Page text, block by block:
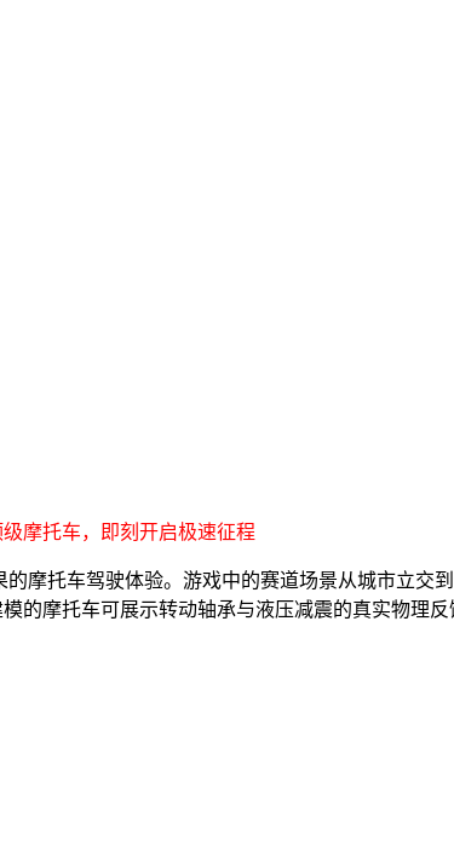
摩托车，即刻开启极速征程
摩托车驾驶体验。游戏中的赛道场景从城市立交
摩托车可展示转动轴承与液压减震的真实物理反